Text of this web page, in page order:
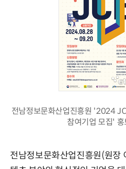
전남정보문화산업진흥원 '2024
참여기업 모집' 홍
전남정보문화산업진흥원(원장